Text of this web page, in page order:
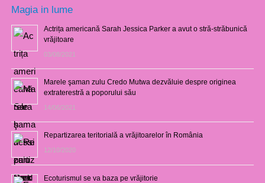
Magia in lume
Actrița americană Sarah Jessica Parker a avut o stră-străbunică
vrăjitoare
03/08/2021
Marele şaman zulu Credo Mutwa dezvăluie despre originea
extraterestră a poporului său
14/06/2021
Repartizarea teritorială a vrăjitoarelor în România
12/10/2020
Ecoturismul se va baza pe vrăjitorie